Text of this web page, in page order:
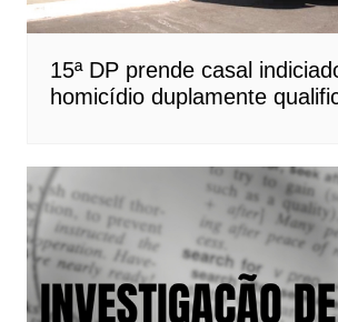
15ª DP prende casal
homicídio duplamente